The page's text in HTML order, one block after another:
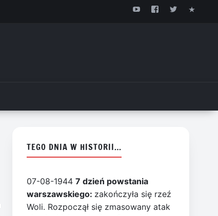
TEGO DNIA W HISTORII…
07-08-19447 dzień powstania
warszawskiego: zakończyła się rzeź
Woli. Rozpoczął się zmasowany atak